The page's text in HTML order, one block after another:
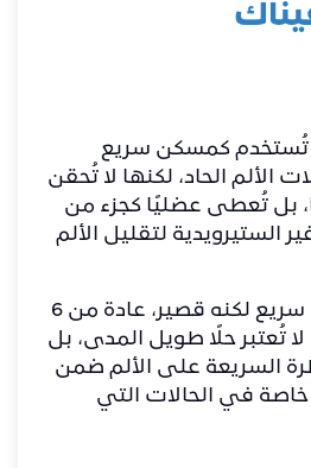
تُستخدم كمسكن سريع
الألم الحاد، لكنها لا تُحقن
بل تُعطى عضليًا كجزء من
الستيرويدية لتقليل الألم
مفعول هذه الحقن سريع لكنه قصير، عادة من 6
لا تُعتبر حلًا طويل المدى، بل
السريعة على الألم ضمن
في الحالات التي